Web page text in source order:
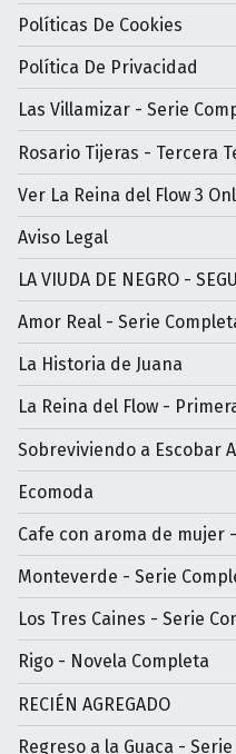
Políticas De Cookies
Política De Privacidad
Las Villamizar - Serie
Rosario Tijeras - Tercera
Ver La Reina del Flow 3
Aviso Legal
LA VIUDA DE NEGRO -
Amor Real - Serie
La Historia de Juana
La Reina del Flow -
Sobreviviendo a Escobar
Ecomoda
Cafe con aroma de mujer
Monteverde - Serie
Los Tres Caines - Serie
Rigo - Novela Completa
RECIÉN AGREGADO
Regreso a la Guaca -